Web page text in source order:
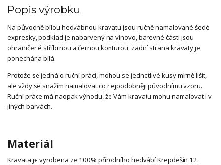
Popis výrobku
Na původně bílou hedvábnou kravatu jsou ručně namalované šedé
expresky, podklad je nabarvený na vínovo, barevné části jsou
ohraničené stříbrnou a černou konturou, zadní strana kravaty je
ponechána bílá.
Protože se jedná o ruční práci, mohou se jednotlivé kusy mírně lišit,
ale vždy se snažím namalovat co nejpodobněji původnímu vzoru.
Ruční práce má naopak výhodu, že Vám kravatu mohu namalovat i v
jiných barvách.
Materiál
Kravata je vyrobena ze 100% přírodního hedvábí Krepdešín 12.